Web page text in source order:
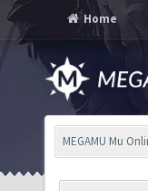
Home
MEGAMU Mu